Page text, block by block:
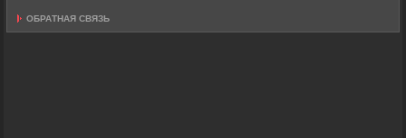
ОБРАТНАЯ СВЯЗЬ